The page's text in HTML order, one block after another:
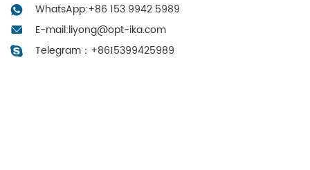
WhatsApp:+86 153 9942 5989
E-mail:liyong@opt-ika.com
Telegram： +8615399425989